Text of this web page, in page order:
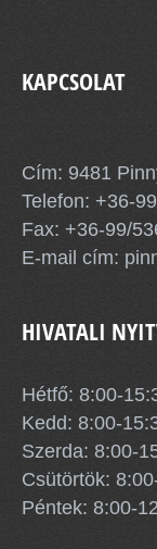
KAPCSOLAT
Cím: 9481
Telefon: +36-
Fax: +36-99/
E-mail cím:
HIVATALI
Hétfő: 8:00-
Kedd: 8:00-
Szerda: 8:00-
Csütörtök:
Péntek: 8:00-